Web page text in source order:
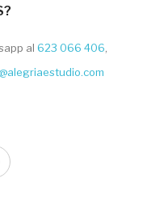
al 623 066 406